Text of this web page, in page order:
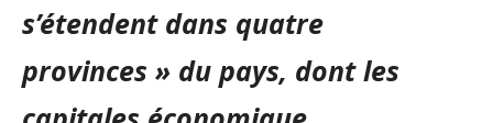
s’étendent dans quatre
provinces » du pays, dont les